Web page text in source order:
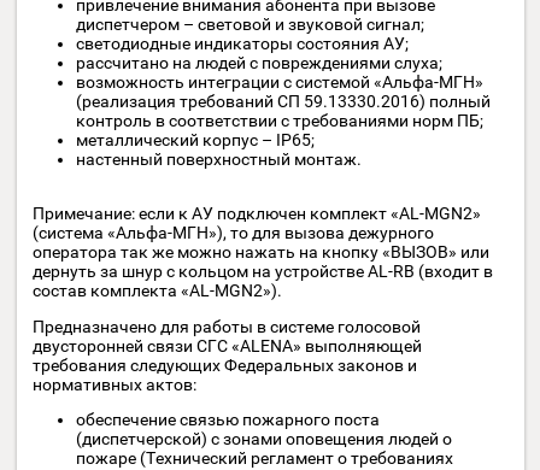
Абонентское устройство с телефонной трубкой
для использования в помещениях с повышенным
шума и в условиях трансляции сигналов оповещения.
Степень защиты, обеспечиваемая оболочкой АУ,
соответствует IP65. Температура эксплуатации изделия
-40 до +55 °C.
компактная конструкция;
привлечение внимания абонента при вызове
диспетчером – световой и звуковой сигнал;
светодиодные индикаторы состояния АУ;
рассчитано на людей с повреждениями слуха;
возможность интеграции с системой «Альфа-МГН»
(реализация требований СП 59.13330.2016)
контроль в соответствии с требованиями норм ПБ;
настенный поверхностный монтаж.